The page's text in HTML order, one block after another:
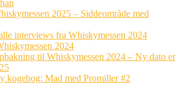
2025 – Siddeområde med
interviews fra Whiskymessen 2024
2024
til Whiskymessen 2024 – Ny dato er
kogebog: Mad med Promiller #2